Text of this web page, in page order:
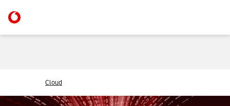
Cloud